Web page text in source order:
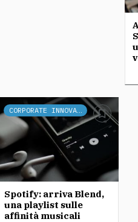
CORPORATE INNOVATION
Spotify: arriva Blend,
una playlist sulle
affinità musicali